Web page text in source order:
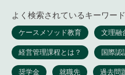
よく検索されているキーワード